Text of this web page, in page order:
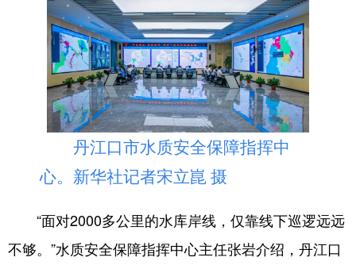
多语种频道
English Español Français عربى
Русский язык 日本語 한국어
Deutsch Português
丹江口市水质安全保障指挥中
心。新华社记者宋立崑 摄
“面对2000多公里的水库岸线，仅靠线下巡逻远远
不够。”水质安全保障指挥中心主任张岩介绍，丹江口